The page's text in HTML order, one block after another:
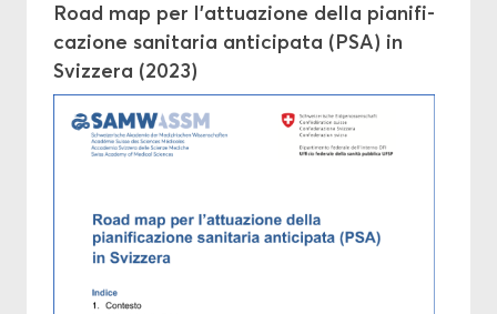
Road map per l'at­tua­zione della pia­ni­fi­
ca­zione sa­ni­ta­ria an­ti­ci­pa­ta (PSA) in
Sviz­ze­ra (2023)